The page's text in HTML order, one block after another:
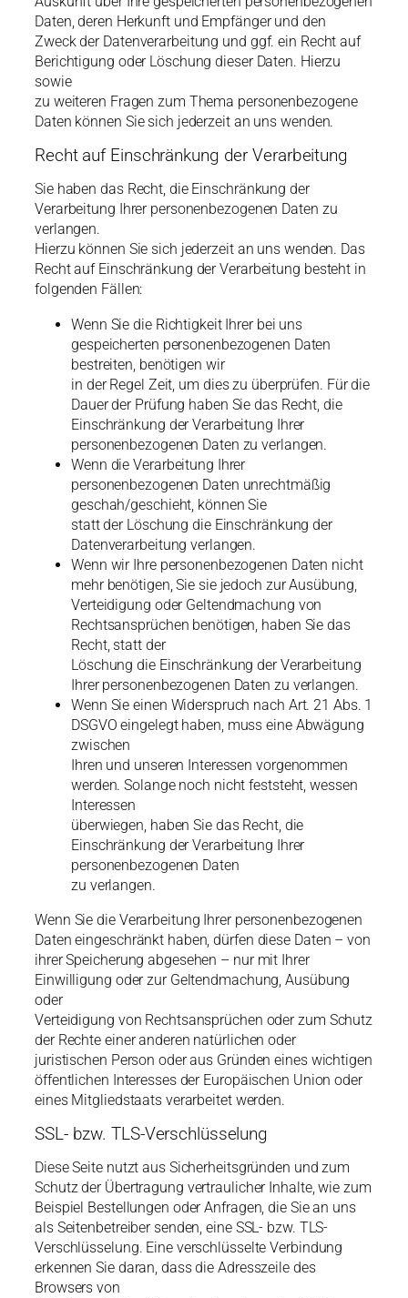
Daten, deren Herkunft und Empfänger und den
Zweck der Datenverarbeitung und ggf. ein Recht auf
Berichtigung oder Löschung dieser Daten. Hierzu
sowie
zu weiteren Fragen zum Thema personenbezogene
Daten können Sie sich jederzeit an uns wenden.
Recht auf Einschränkung der Verarbeitung
Sie haben das Recht, die Einschränkung der
Verarbeitung Ihrer personenbezogenen Daten zu
verlangen.
Hierzu können Sie sich jederzeit an uns wenden. Das
Recht auf Einschränkung der Verarbeitung besteht in
folgenden Fällen:
Wenn Sie die Richtigkeit Ihrer bei uns
gespeicherten personenbezogenen Daten
bestreiten, benötigen wir
in der Regel Zeit, um dies zu überprüfen. Für die
Dauer der Prüfung haben Sie das Recht, die
Einschränkung der Verarbeitung Ihrer
personenbezogenen Daten zu verlangen.
Wenn die Verarbeitung Ihrer
personenbezogenen Daten unrechtmäßig
geschah/geschieht, können Sie
statt der Löschung die Einschränkung der
Datenverarbeitung verlangen.
Wenn wir Ihre personenbezogenen Daten nicht
mehr benötigen, Sie sie jedoch zur Ausübung,
Verteidigung oder Geltendmachung von
Rechtsansprüchen benötigen, haben Sie das
Recht, statt der
Löschung die Einschränkung der Verarbeitung
Ihrer personenbezogenen Daten zu verlangen.
Wenn Sie einen Widerspruch nach Art. 21 Abs. 1
DSGVO eingelegt haben, muss eine Abwägung
zwischen
Ihren und unseren Interessen vorgenommen
werden. Solange noch nicht feststeht, wessen
Interessen
überwiegen, haben Sie das Recht, die
Einschränkung der Verarbeitung Ihrer
personenbezogenen Daten
zu verlangen.
Wenn Sie die Verarbeitung Ihrer personenbezogenen
Daten eingeschränkt haben, dürfen diese Daten – von
ihrer Speicherung abgesehen – nur mit Ihrer
Einwilligung oder zur Geltendmachung, Ausübung
oder
Verteidigung von Rechtsansprüchen oder zum Schutz
der Rechte einer anderen natürlichen oder
juristischen Person oder aus Gründen eines wichtigen
öffentlichen Interesses der Europäischen Union oder
eines Mitgliedstaats verarbeitet werden.
SSL- bzw. TLS-Verschlüsselung
Diese Seite nutzt aus Sicherheitsgründen und zum
Schutz der Übertragung vertraulicher Inhalte, wie zum
Beispiel Bestellungen oder Anfragen, die Sie an uns
als Seitenbetreiber senden, eine SSL- bzw. TLS-
Verschlüsselung. Eine verschlüsselte Verbindung
erkennen Sie daran, dass die Adresszeile des
Browsers von